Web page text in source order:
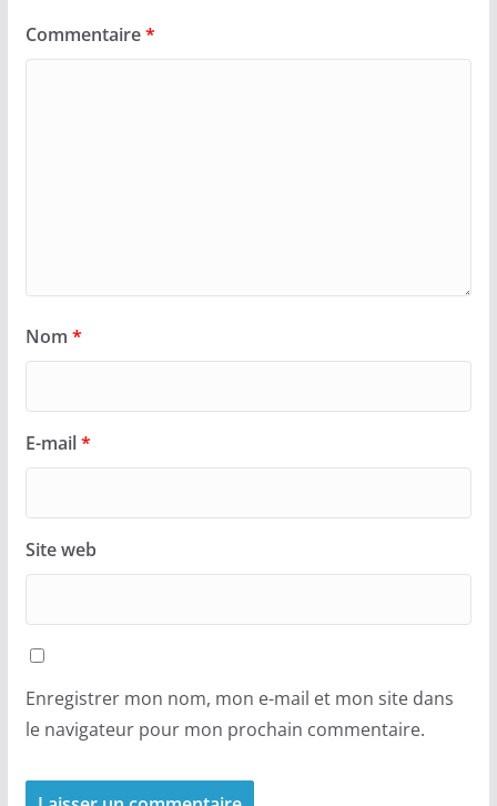
Commentaire*
Nom *
E-mail*
Site web
Enregistrer mon nom, mon e-mail et mon site dans
le navigateur pour mon prochain commentaire.